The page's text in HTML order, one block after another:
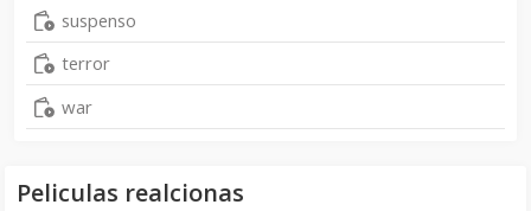
suspenso
terror
war
Peliculas realcionas